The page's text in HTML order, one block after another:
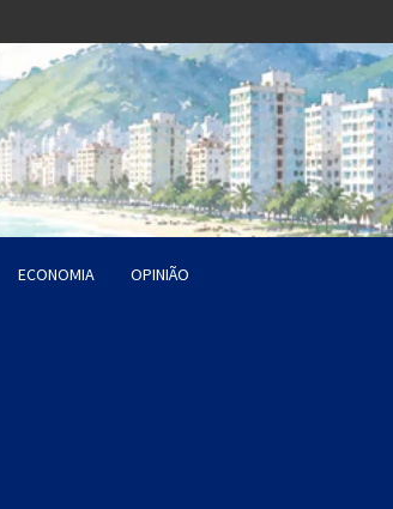
ECONOMIA OPINIÃO